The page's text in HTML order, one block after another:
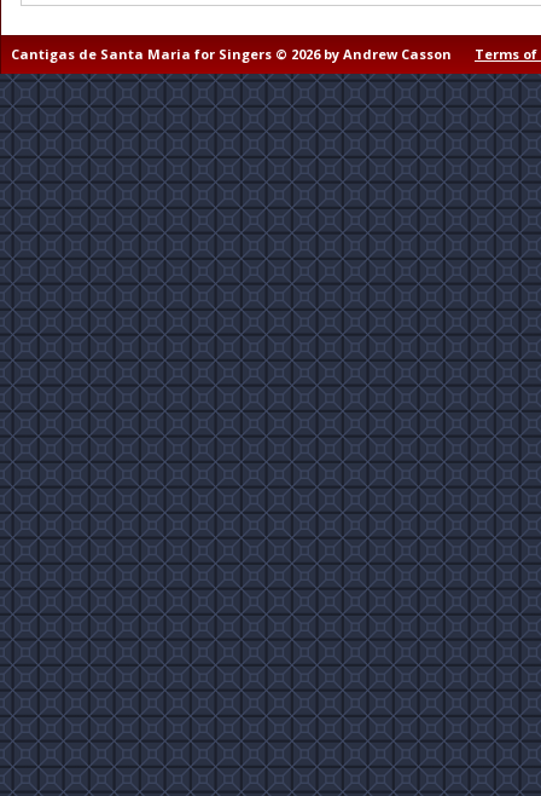
Cantigas de Santa Maria for Singers © 2026 by Andrew Casson Terms of